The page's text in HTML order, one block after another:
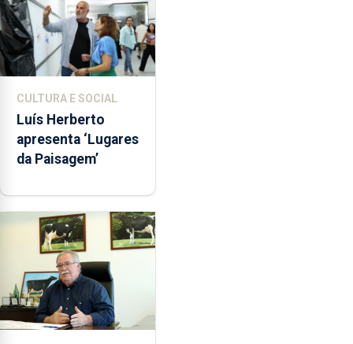
CULTURA E SOCIAL
Luís Herberto
apresenta ‘Lugares
da Paisagem’